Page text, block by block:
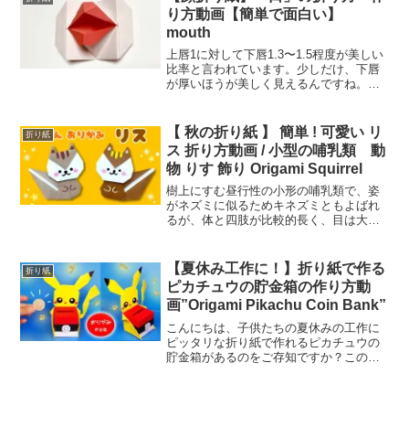
メージとはちょっと違う知...
り方動画【簡単で面白い】
mouth
上唇1に対して下唇1.3〜1.5程度が美しい
比率と言われています。少しだけ、下唇
が厚いほうが美しく見えるんですね。た
を付けたいのであれば、下唇が厚めであ
ることをお勧め...
折り紙
【 秋の折り紙 】 簡単 ! 可愛い リ
ス 折り方動画 / 小型の哺乳類 動
物 りす 飾り Origami Squirrel
樹上にすむ昼行性の小形の哺乳類で、姿
がネズミに似るためキネズミともよばれ
るが、体と四肢が比較的長く、目は大き
ラシア、アフリカ、南北アメリカの大部
分など、オーストラリアを除...
折り紙
【夏休み工作に！】折り紙で作る
ピカチュウの貯金箱の作り方動
画”Origami Pikachu Coin Bank”
こんにちは、子供たちの夏休みの工作に
ピッタリな折り紙で作れるピカチュウの
貯金箱があるのをご存知ですか？この貯